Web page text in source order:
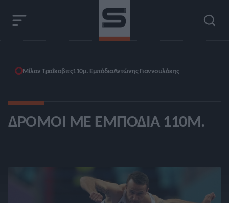
Μίλαν Τραΐκοβιτς110μ. ΕμπόδιαΑντώνης Γιαννουλάκης
ΔΡΌΜΟΙ ΜΕ ΕΜΠΌΔΙΑ 110Μ.